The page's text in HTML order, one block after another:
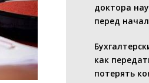
доктора
перед
как
потерять